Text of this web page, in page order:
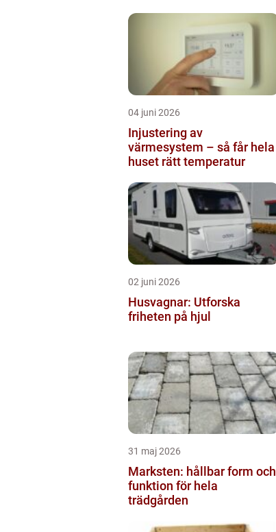
04 juni 2026
Injustering av
värmesystem – så får hela
huset rätt temperatur
02 juni 2026
Husvagnar: Utforska
friheten på hjul
31 maj 2026
Marksten: hållbar form och
funktion för hela
trädgården